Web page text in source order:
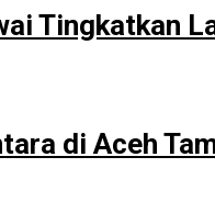
Tingkatkan
di Aceh